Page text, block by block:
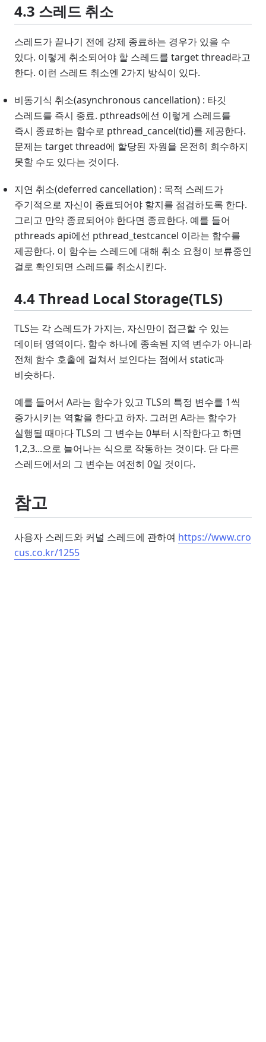
4.3 스레드 취소
스레드가 끝나기 전에 강제 종료하는 경우가 있을 수
있다. 이렇게 취소되어야 할 스레드를 target thread라고
한다. 이런 스레드 취소엔 2가지 방식이 있다.
비동기식 취소(asynchronous cancellation) : 타깃
스레드를 즉시 종료. pthreads에선 이렇게 스레드를
즉시 종료하는 함수로 pthread_cancel(tid)를 제공한다.
문제는 target thread에 할당된 자원을 온전히 회수하지
못할 수도 있다는 것이다.
지연 취소(deferred cancellation) : 목적 스레드가
주기적으로 자신이 종료되어야 할지를 점검하도록 한다.
그리고 만약 종료되어야 한다면 종료한다. 예를 들어
pthreads api에선 pthread_testcancel 이라는 함수를
제공한다. 이 함수는 스레드에 대해 취소 요청이 보류중인
걸로 확인되면 스레드를 취소시킨다.
4.4 Thread Local Storage(TLS)
TLS는 각 스레드가 가지는, 자신만이 접근할 수 있는
데이터 영역이다. 함수 하나에 종속된 지역 변수가 아니라
전체 함수 호출에 걸쳐서 보인다는 점에서 static과
비슷하다.
예를 들어서 A라는 함수가 있고 TLS의 특정 변수를 1씩
증가시키는 역할을 한다고 하자. 그러면 A라는 함수가
실행될 때마다 TLS의 그 변수는 0부터 시작한다고 하면
1,2,3...으로 늘어나는 식으로 작동하는 것이다. 단 다른
스레드에서의 그 변수는 여전히 0일 것이다.
참고
사용자 스레드와 커널 스레드에 관하여 https://www.cro
cus.co.kr/1255